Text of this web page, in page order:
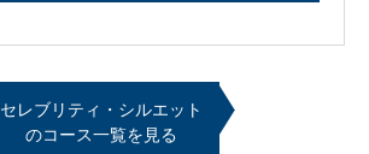
セレブリティ・シルエット
のコース一覧を見る